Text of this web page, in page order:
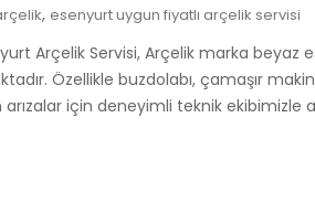
, esenyurt uygun fiyatlı arçelik servisi
Arçelik Servisi, Arçelik marka beyaz
Özellikle buzdolabı, çamaşır
için deneyimli teknik ekibimizle